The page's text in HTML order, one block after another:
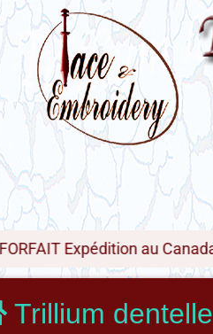
Expédition au Canada 20$ !
Trillium dentelle